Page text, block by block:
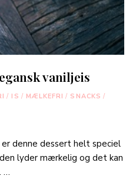
vaniljeis
/ IS / MÆLKEFRI / SNACKS /
denne dessert helt speciel
lyder mærkelig og det kan
…